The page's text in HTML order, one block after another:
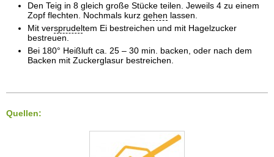
Den Teig in 8 gleich große Stücke teilen. Jeweils 4 zu einem
Zopf flechten. Nochmals kurz gehen lassen.
Mit versprudeltem Ei bestreichen und mit Hagelzucker
bestreuen.
Bei 180° Heißluft ca. 25 – 30 min. backen, oder nach dem
Backen mit Zuckerglasur bestreichen.
Quellen: